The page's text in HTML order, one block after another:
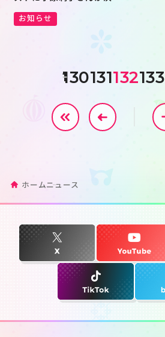
お知らせ
定！
1
130131132133
ホームニュース